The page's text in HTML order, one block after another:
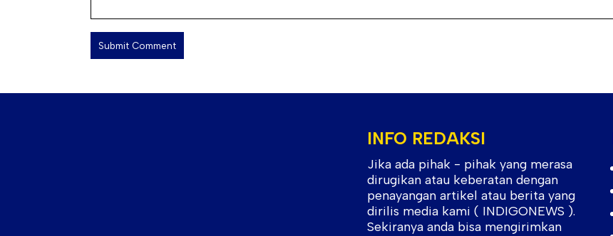
INFO REDAKSI
Jika ada pihak - pihak yang merasa
dirugikan atau keberatan dengan
penayangan artikel atau berita yang
dirilis media kami ( INDIGONEWS ).
Sekiranya anda bisa mengirimkan